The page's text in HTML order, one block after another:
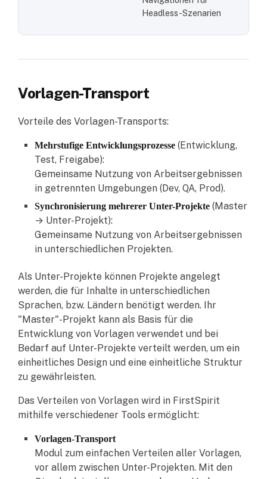
Headless-Szenarien
Vorlagen-Transport
Vorteile des Vorlagen-Transports:
Mehrstufige Entwicklungsprozesse (Entwicklung,
Test, Freigabe):
Gemeinsame Nutzung von Arbeitsergebnissen
in getrennten Umgebungen (Dev, QA, Prod).
Synchronisierung mehrerer Unter-Projekte (Master
→ Unter-Projekt):
Gemeinsame Nutzung von Arbeitsergebnissen
in unterschiedlichen Projekten.
Als Unter-Projekte können Projekte angelegt
werden, die für Inhalte in unterschiedlichen
Sprachen, bzw. Ländern benötigt werden. Ihr
"Master"-Projekt kann als Basis für die
Entwicklung von Vorlagen verwendet und bei
Bedarf auf Unter-Projekte verteilt werden, um ein
einheitliches Design und eine einheitliche Struktur
zu gewährleisten.
Das Verteilen von Vorlagen wird in FirstSpirit
mithilfe verschiedener Tools ermöglicht:
Vorlagen-Transport
Modul zum einfachen Verteilen aller Vorlagen,
vor allem zwischen Unter-Projekten. Mit den